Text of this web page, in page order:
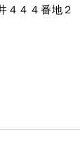
４４４番地２